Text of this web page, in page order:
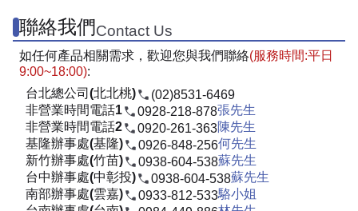
聯絡我們Contact Us
如任何產品相關需求，歡迎您與我們聯絡(服務時間:平日
9:00~18:00):
台北總公司(北北桃)
(02)8531-6469
非營業時間電話1
0928-218-878張先生
非營業時間電話2
0920-261-363陳先生
基隆辦事處(基隆)
0926-848-256何先生
新竹辦事處(竹苗)
0938-604-538蘇先生
台中辦事處(中彰投)
0938-604-538蘇先生
南部辦事處(雲嘉)
0933-812-533駱小姐